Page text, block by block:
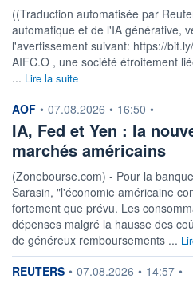
+
((Traduction automatisée par
automatique et de l'IA générative,
l'avertissement suivant: https://
AIFC.O , une société étroitement
... Lire la suite
information fournie par
AOF • 07.08.2026 • 16:50 •
IA, Fed et Yen : la
marchés américains
(Zonebourse.com) - Pour la
Sarasin, "l'économie américaine
fortement que prévu. Les
dépenses malgré la hausse des
de généreux remboursements ...
information fournie par
REUTERS • 07.08.2026 • 14:57 •